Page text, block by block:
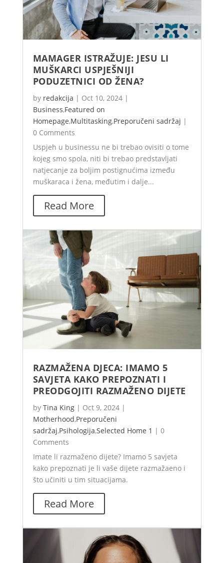
MAMAGER ISTRAŽUJE: JESU LI
MUŠKARCI USPJEŠNIJI
PODUZETNICI OD ŽENA?
by redakcija | Oct 10, 2024 |
Business,Featured on
Homepage,Multitasking,Preporučeni sadržaj |
0 Comments
Uspjeh u businessu ne bi trebao ovisiti o tome
kojeg smo spola, niti bi trebao predstavljati
natjecanje za boljim postignućima između
muškaraca i žena, međutim i dalje...
Read More
RAZMAŽENA DJECA: IMAMO 5
SAVJETA KAKO PREPOZNATI I
PREODGOJITI RAZMAŽENO DIJETE
by Tina King | Oct 9, 2024 |
Motherhood,Preporučeni
sadržaj,Psihologija,Selected Home 1 | 0
Comments
Imate li razmaženo dijete? Imamo 5 savjeta
kako prepoznati je li vaše dijete razmažaeno i
što učiniti u tim situacijama.
Read More